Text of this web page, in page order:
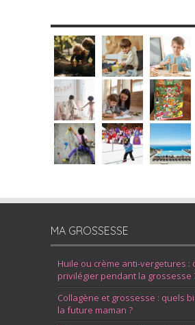
MA GROSSESSE
Huile ou crème anti-vergetures :
privilégier pendant la grossesse
Collagène et grossesse : quels
la future maman ?